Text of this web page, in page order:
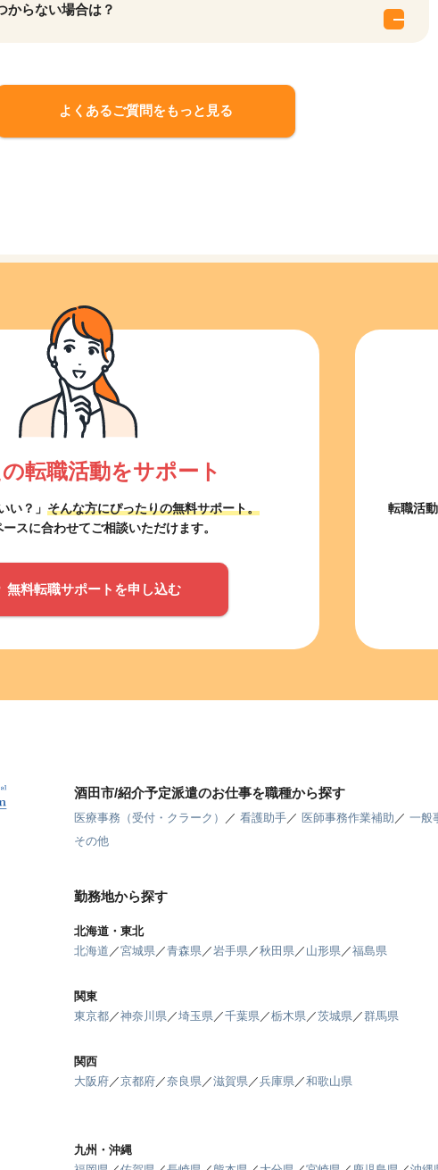
からない場合は？
よくあるご質問をもっと見る
転職活動をサポート
い？」 そんな方にぴったりの無料サポート。
スに合わせてご相談いただけます。
無料転職サポートを申し込む
転職活
酒田市/紹介予定派遣のお仕事を職種から探す
医療事務（受付・クラーク） ／看護助手／ 医師事務作業補助 ／一般
その他
勤務地から探す
北海道・東北
北海道 ／宮城県／青森県／岩手県／秋田県／ 山形県／福島県
関東
東京都／神奈川県／埼玉県／千葉県／栃木県／茨城県／群馬県
関西
大阪府／京都府／奈良県／滋賀県／兵庫県／和歌山県
九州・沖縄